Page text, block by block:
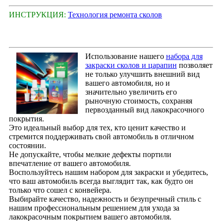
ИНСТРУКЦИЯ: Технология ремонта сколов
Использование нашего набора для
закраски сколов и царапин позволяет
не только улучшить внешний вид
вашего автомобиля, но и
значительно увеличить его
рыночную стоимость, сохраняя
первозданный вид лакокрасочного
покрытия.
Это идеальный выбор для тех, кто ценит качество и
стремится поддерживать свой автомобиль в отличном
состоянии.
Не допускайте, чтобы мелкие дефекты портили
впечатление от вашего автомобиля.
Воспользуйтесь нашим набором для закраски и убедитесь,
что ваш автомобиль всегда выглядит так, как будто он
только что сошел с конвейера.
Выбирайте качество, надежность и безупречный стиль с
нашим профессиональным решением для ухода за
лакокрасочным покрытием вашего автомобиля.